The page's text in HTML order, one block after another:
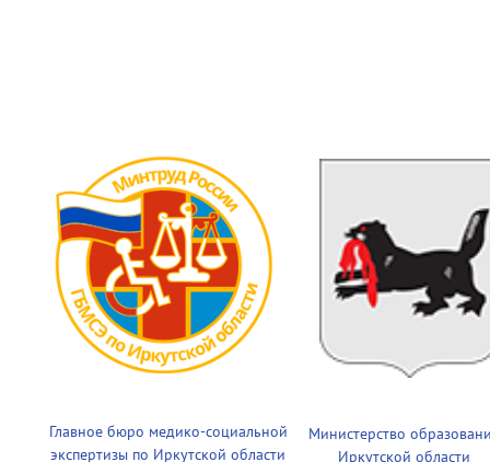
Главное бюро медико-социальной
экспертизы по Иркутской области
Министерство
Иркутской области